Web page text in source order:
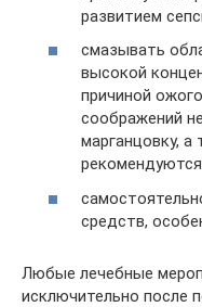
развитием
смазывать
высокой
причиной
соображений
марганцовку, а
средств,
Любые лечебные
исключительно после